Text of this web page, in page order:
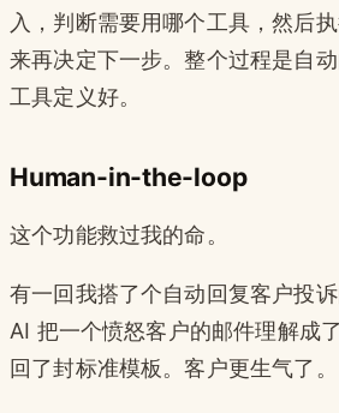
入，判断需要用哪个工具，然后
来再决定下一步。整个过程是自
工具定义好。
Human-in-the-loop
这个功能救过我的命。
有一回我搭了个自动回复客户投
AI 把一个愤怒客户的邮件理解成了
回了封标准模板。客户更生气了。